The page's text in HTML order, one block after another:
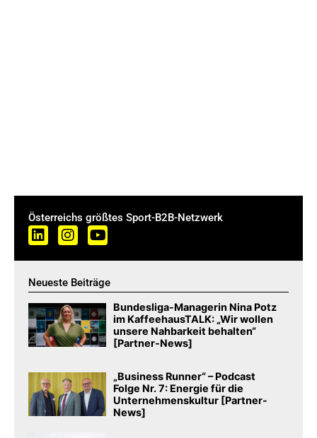
Österreichs größtes Sport-B2B-Netzwerk
Neueste Beiträge
Bundesliga-Managerin Nina Potz
im KaffeehausTALK: „Wir wollen
unsere Nahbarkeit behalten“
[Partner-News]
„Business Runner“ – Podcast
Folge Nr. 7: Energie für die
Unternehmenskultur [Partner-
News]